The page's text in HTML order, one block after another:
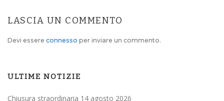
LASCIA UN COMMENTO
Devi essere connesso per inviare un commento.
ULTIME NOTIZIE
Chiusura straordinaria 14 agosto 2026